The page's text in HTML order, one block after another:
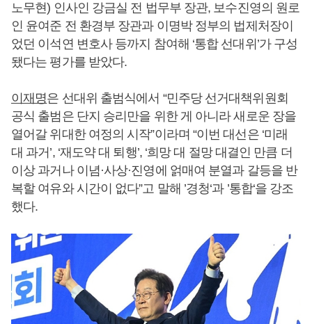
노무현) 인사인 강금실 전 법무부 장관, 보수진영의 원로
인 윤여준 전 환경부 장관과 이명박 정부의 법제처장이
었던 이석연 변호사 등까지 참여해 ‘통합 선대위’가 구성
됐다는 평가를 받았다.
이재명은 선대위 출범식에서 “민주당 선거대책위원회
공식 출범은 단지 승리만을 위한 게 아니라 새로운 장을
열어갈 위대한 여정의 시작”이라며 “이번 대선은 ‘미래
대 과거’, ‘재도약 대 퇴행’, ‘희망 대 절망 대결인 만큼 더
이상 과거나 이념·사상·진영에 얽매여 분열과 갈등을 반
복할 여유와 시간이 없다”고 말해 ’경청‘과 ’통합‘을 강조
했다.